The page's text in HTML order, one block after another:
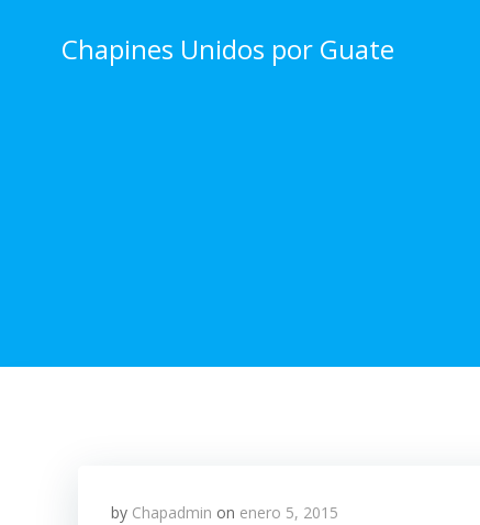
Chapines Unidos por Guate
by Chapadmin on enero 5, 2015